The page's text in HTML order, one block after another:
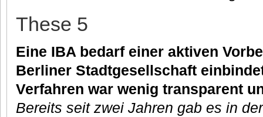
These 5
Eine IBA bedarf einer aktiven
Berliner Stadtgesellschaft
Verfahren war wenig transparent
Bereits seit zwei Jahren gab es in